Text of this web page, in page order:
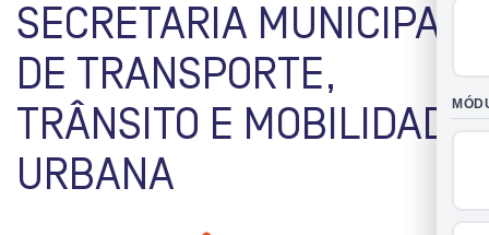
SECRETARIA MUNICIPAL
DE TRANSPORTE,
TRÂNSITO E MOBILIDADE
URBANA